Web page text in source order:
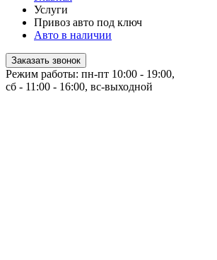
Услуги
Привоз авто под ключ
Авто в наличии
Заказать звонок
Режим работы: пн-пт 10:00 - 19:00,
сб - 11:00 - 16:00, вс-выходной